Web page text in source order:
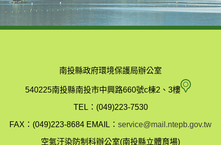
南投縣政府環境保護局辦公室
540225南投縣南投市中興路660號c棟2、3樓 南
縣
TEL：(049)223-7530
FAX：(049)223-8684 EMAIL： service@mail.ntepb.gov.tw
空氣汙染防制科辦公室(南投縣立體育場)